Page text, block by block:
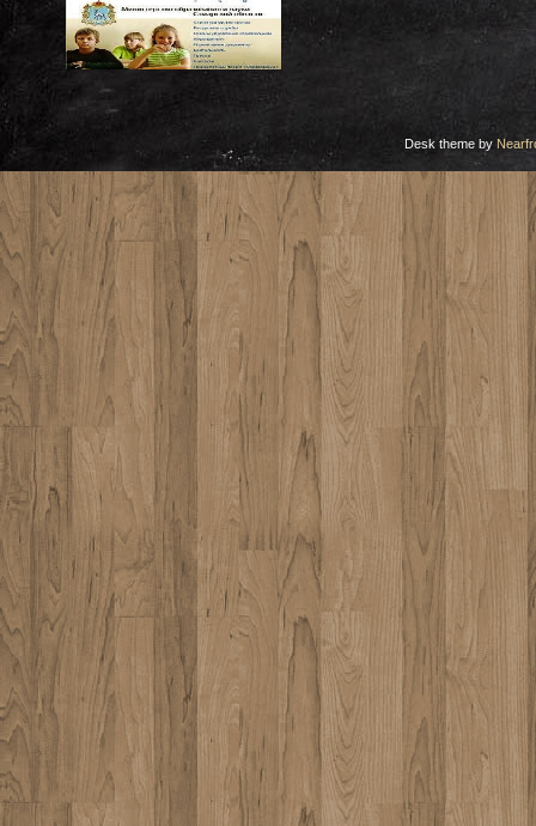
Desk theme by